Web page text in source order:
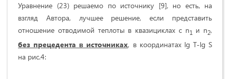
Уравнение (23) решаемо по источнику [9], но есть, на
взгляд Автора, лучшее решение, если представить
отношение отводимой теплоты в квазициклах с n1 и n2,
без прецедента в источниках, в координатах lg T-lg S
на рис.4: